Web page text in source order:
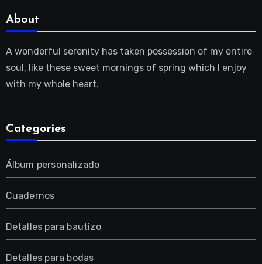
About
A wonderful serenity has taken possession of my entire
soul, like these sweet mornings of spring which I enjoy
with my whole heart.
Categories
Álbum personalizado
Cuadernos
Detalles para bautizo
Detalles para bodas